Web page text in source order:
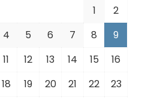
1
2
4 5 6 7 8
9
11 12 13 14 15
16
18 19 20 21 22
23